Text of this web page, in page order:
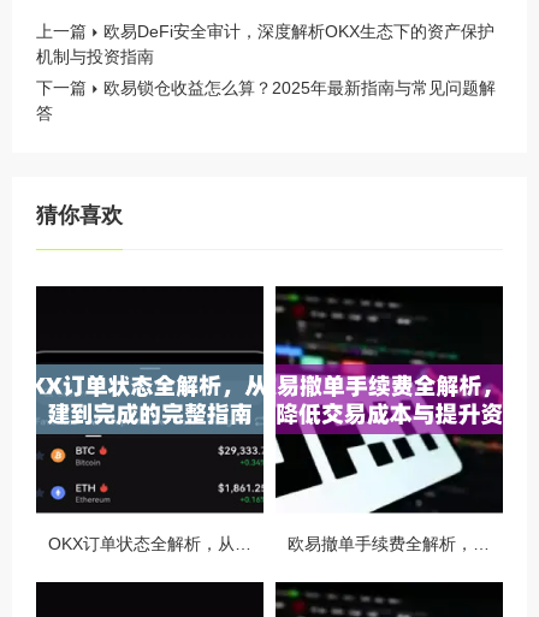
上一篇
欧易DeFi安全审计，深度解析OKX生态下的资产保护
机制与投资指南
下一篇
欧易锁仓收益怎么算？2025年最新指南与常见问题解
答
猜你喜欢